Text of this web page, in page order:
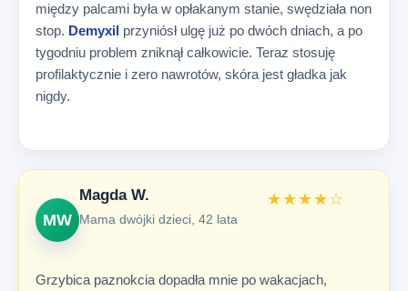
między palcami była w opłakanym stanie, swędziała non
stop. Demyxil przyniósł ulgę już po dwóch dniach, a po
tygodniu problem zniknął całkowicie. Teraz stosuję
profilaktycznie i zero nawrotów, skóra jest gładka jak
nigdy.
MW
Magda W.
Mama dwójki dzieci, 42 lata
★★★★☆
Grzybica paznokcia dopadła mnie po wakacjach,